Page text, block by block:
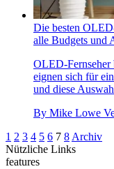
Die besten
alle Budgets und
OLED-Fernseher
eignen sich für
und diese
By Mike Lowe
1 2 3 4 5 6 7 8 Archiv
Nützliche Links
features